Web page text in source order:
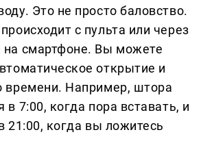
Это не просто баловство.
с пульта или через
на смартфоне. Вы можете
открытие и
времени. Например, штора
в 7:00, когда пора вставать, и
21:00, когда вы ложитесь